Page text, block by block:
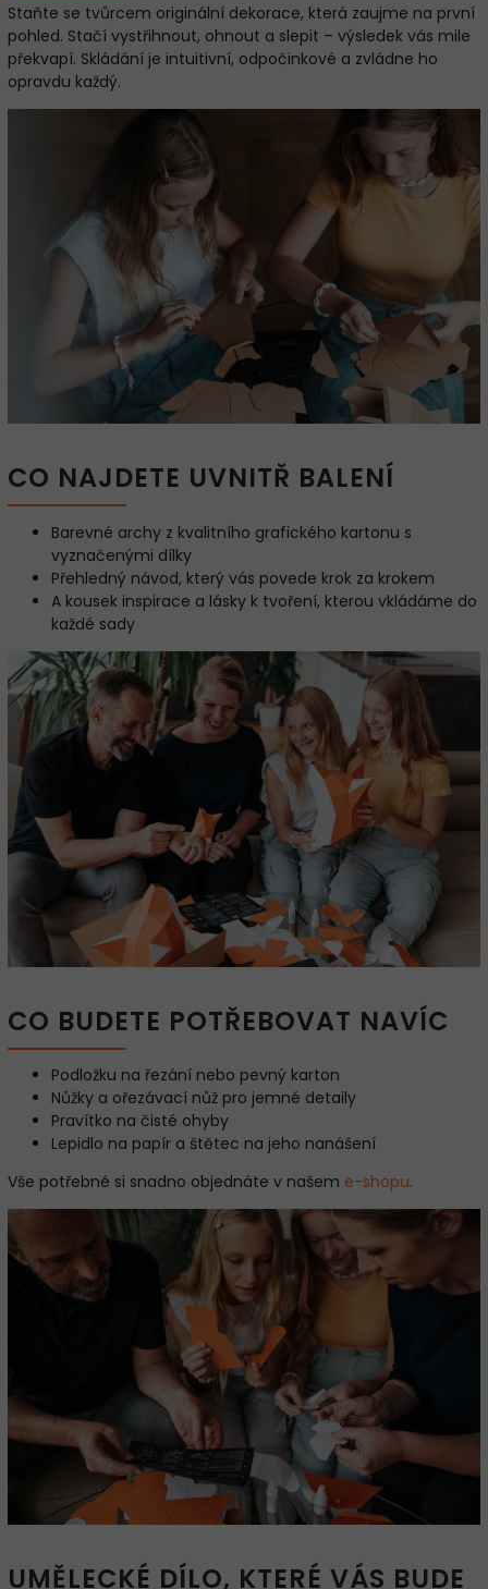
Staňte se tvůrcem originální dekorace, která zaujme na první
pohled. Stačí vystřihnout, ohnout a slepit – výsledek vás mile
překvapí. Skládání je intuitivní, odpočinkové a zvládne ho
opravdu každý.
CO NAJDETE UVNITŘ BALENÍ
Barevné archy z kvalitního grafického kartonu s
vyznačenými dílky
Přehledný návod, který vás povede krok za krokem
A kousek inspirace a lásky k tvoření, kterou vkládáme do
každé sady
CO BUDETE POTŘEBOVAT NAVÍC
Podložku na řezání nebo pevný karton
Nůžky a ořezávací nůž pro jemné detaily
Pravítko na čisté ohyby
Lepidlo na papír a štětec na jeho nanášení
Vše potřebné si snadno objednáte v našem e-shopu.
UMĚLECKÉ DÍLO, KTERÉ VÁS BUDE